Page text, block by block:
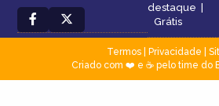
destaque |
Grátis
Termos| Privacidade
Criado com ❤️ e ☕ pelo time do